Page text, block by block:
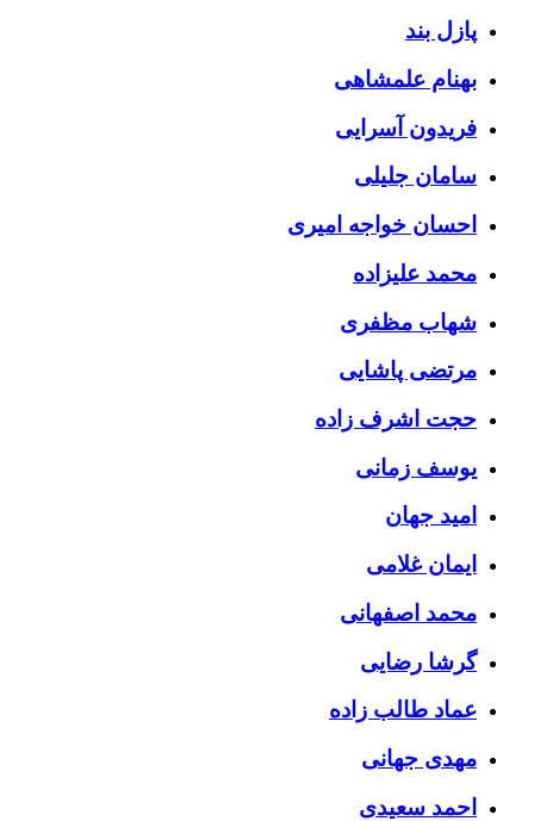
پازل بند
بهنام علمشاهی
فریدون آسرایی
سامان جلیلی
احسان خواجه امیری
محمد علیزاده
شهاب مظفری
مرتضی پاشایی
حجت اشرف زاده
یوسف زمانی
امید جهان
ایمان غلامی
محمد اصفهانی
گرشا رضایی
عماد طالب زاده
مهدی جهانی
احمد سعیدی